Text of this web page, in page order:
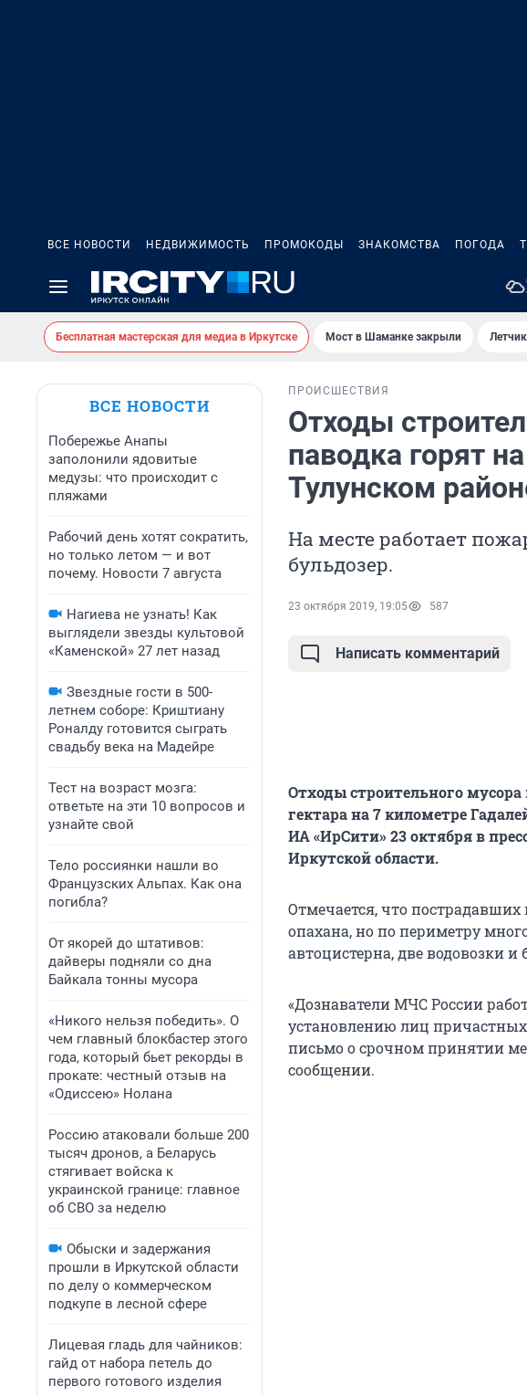
ВСЕ НОВОСТИ НЕДВИЖИМОСТЬ ПРОМОКОДЫ ЗНАКОМСТВА ПОГОДА
Бесплатная мастерская для медиа в Иркутске Мост в Шаманке закрыли
ВСЕ НОВОСТИ
Побережье Анапы
заполонили ядовитые
медузы: что происходит с
пляжами
Рабочий день хотят сократить,
но только летом — и вот
почему. Новости 7 августа
Нагиева не узнать! Как
выглядели звезды культовой
«Каменской» 27 лет назад
Звездные гости в 500-
летнем соборе: Криштиану
Роналду готовится сыграть
свадьбу века на Мадейре
Тест на возраст мозга:
ответьте на эти 10 вопросов и
узнайте свой
Тело россиянки нашли во
Французских Альпах. Как она
погибла?
От якорей до штативов:
дайверы подняли со дна
Байкала тонны мусора
«Никого нельзя победить». О
чем главный блокбастер этого
года, который бьет рекорды в
прокате: честный отзыв на
«Одиссею» Нолана
Россию атаковали больше 200
тысяч дронов, а Беларусь
стягивает войска к
украинской границе: главное
об СВО за неделю
Обыски и задержания
прошли в Иркутской области
по делу о коммерческом
подкупе в лесной сфере
Лицевая гладь для чайников:
гайд от набора петель до
первого готового изделия
ПРОИСШЕСТВИЯ
Отходы
паводка горят
Тулунском
На месте работает
бульдозер.
23 октября 2019, 19:05 587
Написать комментарий
Отходы строительного
гектара на 7 километре
ИА «ИрСити» 23 октября в
Иркутской области.
Отмечается, что
опахана, но по периметру
автоцистерна, две водовозки и
«Дознаватели МЧС России
установлению лиц
письмо о срочном принятии
сообщении.